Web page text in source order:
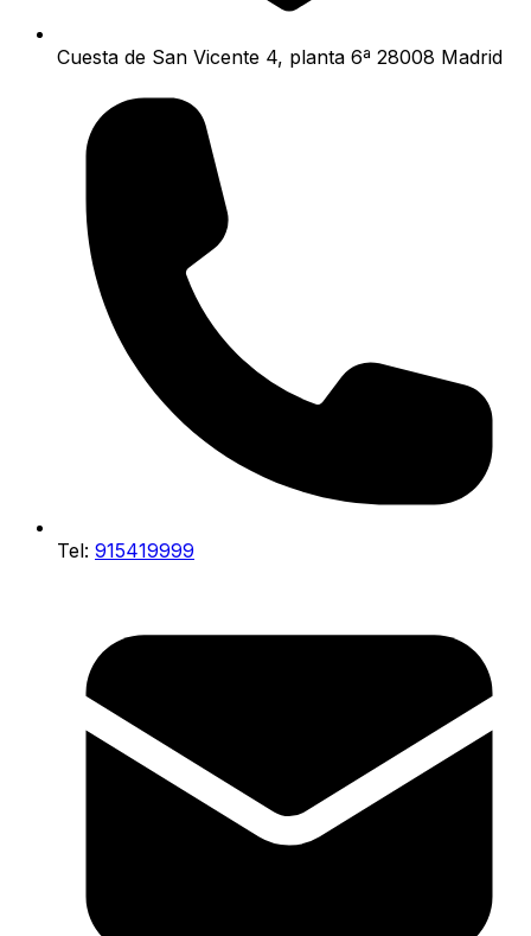
Cuesta de San Vicente 4, planta 6ª 28008 Madrid
Tel: 915419999